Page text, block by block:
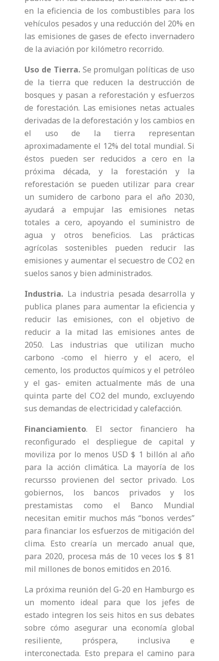
en la eficiencia de los combustibles para los
vehículos pesados y una reducción del 20% en
las emisiones de gases de efecto invernadero
de la aviación por kilómetro recorrido.
Uso de Tierra.Se promulgan políticas de uso
de la tierra que reducen la destrucción de
bosques y pasan a reforestación y esfuerzos
de forestación. Las emisiones netas actuales
derivadas de la deforestación y los cambios en
el uso de la tierra representan
aproximadamente el 12% del total mundial. Si
éstos pueden ser reducidos a cero en la
próxima década, y la forestación y la
reforestación se pueden utilizar para crear
un sumidero de carbono para el año 2030,
ayudará a empujar las emisiones netas
totales a cero, apoyando el suministro de
agua y otros beneficios. Las prácticas
agrícolas sostenibles pueden reducir las
emisiones y aumentar el secuestro de CO2 en
suelos sanos y bien administrados.
Industria. La industria pesada desarrolla y
publica planes para aumentar la eficiencia y
reducir las emisiones, con el objetivo de
reducir a la mitad las emisiones antes de
2050. Las industrias que utilizan mucho
carbono -como el hierro y el acero, el
cemento, los productos químicos y el petróleo
y el gas- emiten actualmente más de una
quinta parte del CO2 del mundo, excluyendo
sus demandas de electricidad y calefacción.
Financiamiento. El sector financiero ha
reconfigurado el despliegue de capital y
moviliza por lo menos USD $ 1 billón al año
para la acción climática. La mayoría de los
recursso provienen del sector privado. Los
gobiernos, los bancos privados y los
prestamistas como el Banco Mundial
necesitan emitir muchos más “bonos verdes”
para financiar los esfuerzos de mitigación del
clima. Esto crearía un mercado anual que,
para 2020, procesa más de 10 veces los $ 81
mil millones de bonos emitidos en 2016.
La próxima reunión del G-20 en Hamburgo es
un momento ideal para que los jefes de
estado integren los seis hitos en sus debates
sobre cómo asegurar una economía global
resiliente, próspera, inclusiva e
interconectada. Esto prepara el camino para